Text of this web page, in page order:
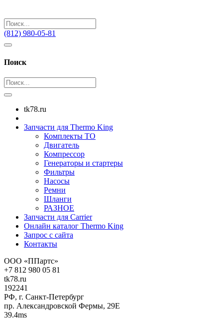
(812) 980-05-81
Поиск
tk78.ru
Запчасти для Thermo King
Комплекты ТО
Двигатель
Компрессор
Генераторы и стартеры
Фильтры
Насосы
Ремни
Шланги
РАЗНОЕ
Запчасти для Carrier
Онлайн каталог Thermo King
Запрос с сайта
Контакты
ООО «ППартс»
+7 812 980 05 81
tk78.ru
192241
РФ, г. Санкт-Петербург
пр. Александровской Фермы, 29Е
39.4ms